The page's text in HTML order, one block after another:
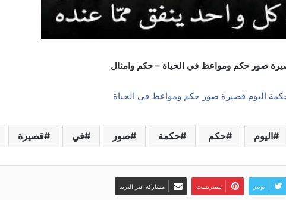
صور حكم ومواعظ في الحياة – حكم وامثال
اليوم قصيرة صور حكم ومواعظ في الحياة
اليوم حكم حكمة صور في قصيرة
تويتر بينتيريست مشاركة عبر البريد